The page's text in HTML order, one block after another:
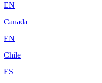
EN
Canada
EN
Chile
ES